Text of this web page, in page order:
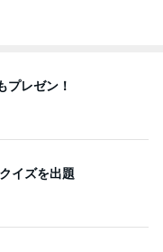
プレゼン！
イズを出題